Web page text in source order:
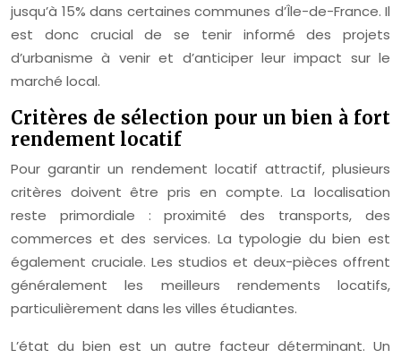
jusqu’à 15% dans certaines communes d’Île-de-France. Il
est donc crucial de se tenir informé des projets
d’urbanisme à venir et d’anticiper leur impact sur le
marché local.
Critères de sélection pour un bien à fort
rendement locatif
Pour garantir un rendement locatif attractif, plusieurs
critères doivent être pris en compte. La localisation
reste primordiale : proximité des transports, des
commerces et des services. La typologie du bien est
également cruciale. Les studios et deux-pièces offrent
généralement les meilleurs rendements locatifs,
particulièrement dans les villes étudiantes.
L’état du bien est un autre facteur déterminant. Un